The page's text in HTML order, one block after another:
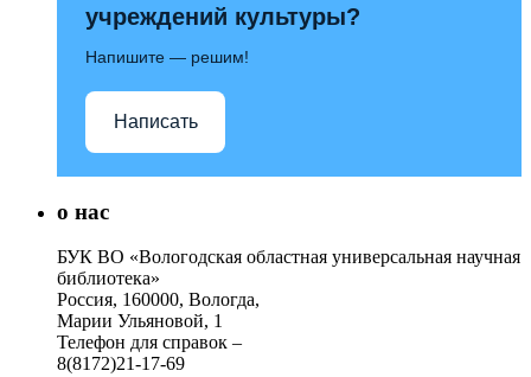
учреждений культуры?
Напишите — решим!
Написать
о нас
БУК ВО «Вологодская областная универсальная научная
библиотека»
Россия, 160000, Вологда,
Марии Ульяновой, 1
Телефон для справок –
8(8172)21-17-69